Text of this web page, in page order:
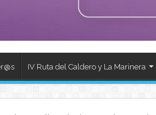
IV Ruta del Caldero y La Marinera